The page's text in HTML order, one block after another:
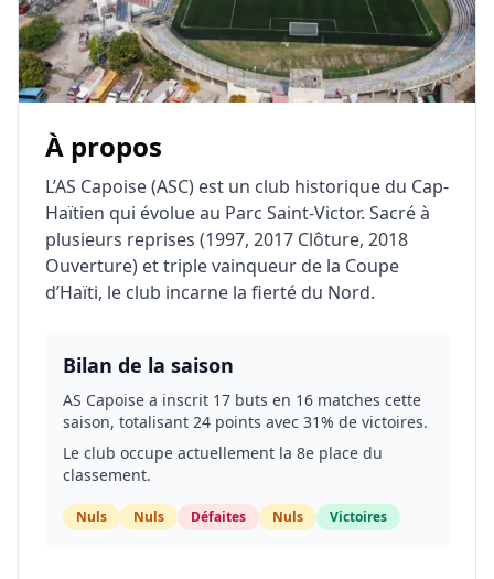
À propos
L’AS Capoise (ASC) est un club historique du Cap-
Haïtien qui évolue au Parc Saint-Victor. Sacré à
plusieurs reprises (1997, 2017 Clôture, 2018
Ouverture) et triple vainqueur de la Coupe
d’Haïti, le club incarne la fierté du Nord.
Bilan de la saison
AS Capoise a inscrit 17 buts en 16 matches cette
saison, totalisant 24 points avec 31% de victoires.
Le club occupe actuellement la 8e place du
classement.
Nuls Nuls Défaites Nuls Victoires